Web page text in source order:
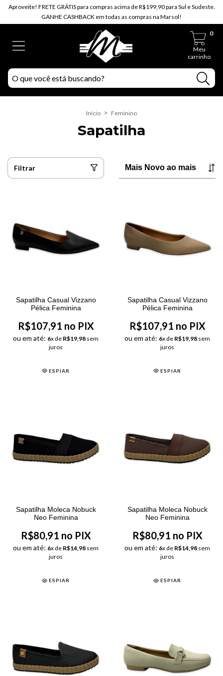
Aproveite! FRETE GRÁTIS para compras acima de R$199,90 para Sul e Sudeste.
GANHE CASHBACK em todas as compras na Marsol!
Meu
carrinho
0
Início > Feminino
Sapatilha
Filtrar
Sapatilha Casual Vizzano
Pélica Feminina
R$107,91 no PIX
ou em até: 6x de R$19,98 sem
juros
ESPIAR
Sapatilha Casual Vizzano
Pélica Feminina
R$107,91 no PIX
ou em até: 6x de R$19,98 sem
juros
ESPIAR
Sapatilha Moleca Nobuck
Neo Feminina
R$80,91 no PIX
ou em até: 6x de R$14,98 sem
juros
ESPIAR
Sapatilha Moleca Nobuck
Neo Feminina
R$80,91 no PIX
ou em até: 6x de R$14,98 sem
juros
ESPIAR